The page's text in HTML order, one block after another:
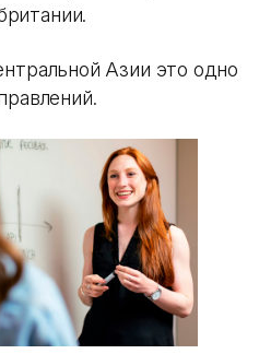
Азии это одно